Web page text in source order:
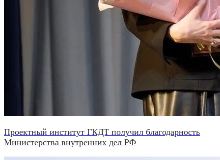
Проектный институт ГКДТ получил благодарность
Министерства внутренних дел РФ